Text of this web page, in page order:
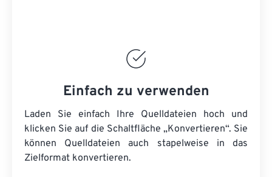
Einfach zu verwenden
Laden Sie einfach Ihre Quelldateien hoch und
klicken Sie auf die Schaltfläche „Konvertieren“. Sie
können Quelldateien auch stapelweise in das
Zielformat konvertieren.